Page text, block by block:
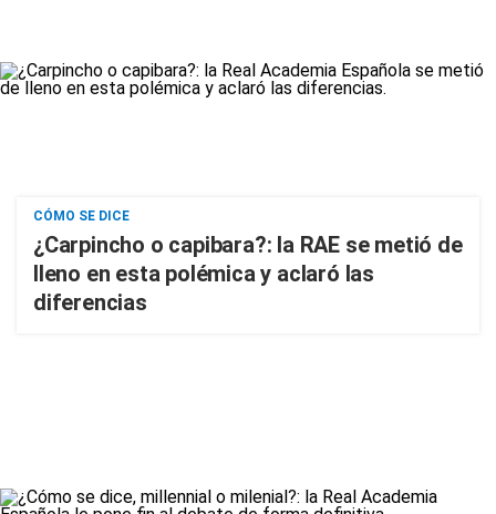
CÓMO SE DICE
¿Carpincho o capibara?: la RAE se metió de
lleno en esta polémica y aclaró las
diferencias